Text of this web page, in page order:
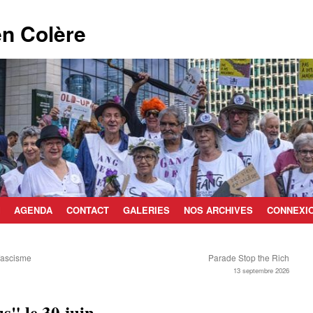
Colère
AGENDA CONTACT GALERIES NOS ARCHIVES
Parade Stop the Rich
13 septembre 2026